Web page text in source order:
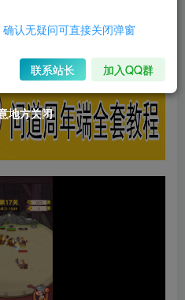
建议登陆后购买，可保存购买订单
地方关闭
地方关闭
地方关闭
地方关闭
地方关闭
地方关闭
地方关闭
认无疑问可直接关闭弹窗
联系站长 加入QQ群